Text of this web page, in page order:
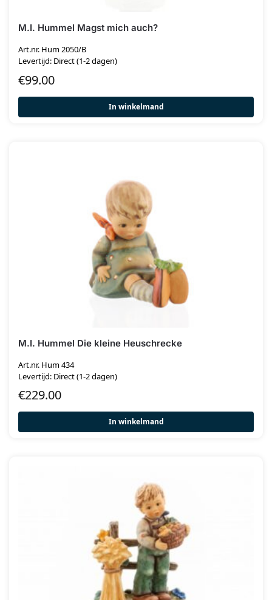
M.I. Hummel Magst mich auch?
Art.nr. Hum 2050/B
Levertijd: Direct (1-2 dagen)
€99.00
In winkelmand
M.I. Hummel Die kleine Heuschrecke
Art.nr. Hum 434
Levertijd: Direct (1-2 dagen)
€229.00
In winkelmand